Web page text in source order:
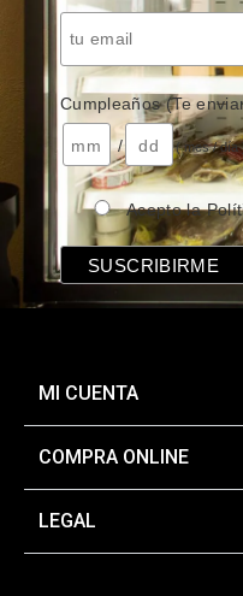
Cumpleaños (Te
/ ( mes / día
Acepto la
MI CUENTA
COMPRA ONLINE
LEGAL